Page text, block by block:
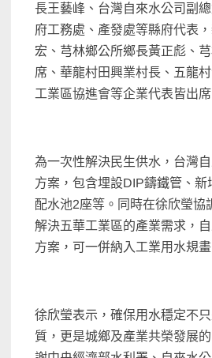
長王藝峰、台灣自來水公司副
府工務處、產發處等縣府代表
宏、芎林鄉公所鄉長黃正彪、
席、華龍村田興業村長、五龍
工業區協進會等企業代表皆出席
為一次性解決民生供水，台灣
方案，包含埋設DIP鑄鐵管、新
配水池2座等。同時在徐欣瑩協
解決五華工業區的產業需求，
方案，可一併納入工業用水規畫
徐欣瑩表示，確保用水穩定不
質，更是城鄉及產業共榮發展